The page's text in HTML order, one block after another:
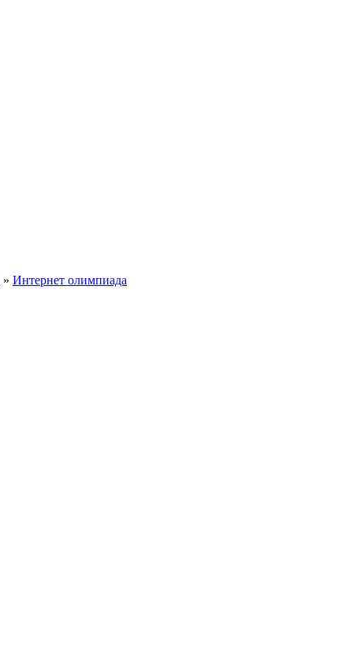
» Интернет олимпиада